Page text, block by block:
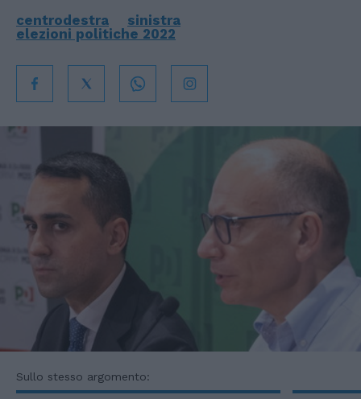
centrodestra
sinistra
elezioni politiche 2022
Sullo stesso argomento: